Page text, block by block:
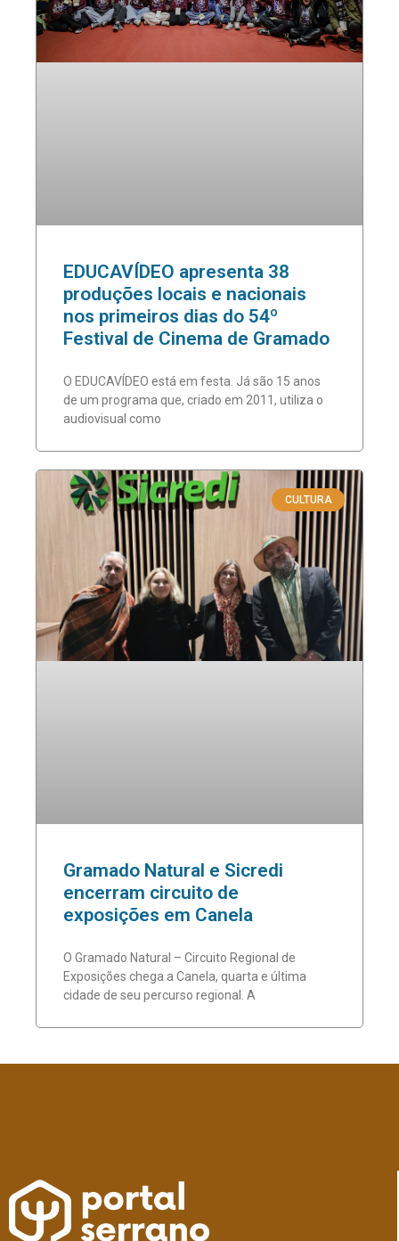
EDUCAVÍDEO apresenta 38
produções locais e nacionais
nos primeiros dias do 54º
Festival de Cinema de Gramado
O EDUCAVÍDEO está em festa. Já são 15 anos
de um programa que, criado em 2011, utiliza o
audiovisual como
CULTURA
Gramado Natural e Sicredi
encerram circuito de
exposições em Canela
O Gramado Natural – Circuito Regional de
Exposições chega a Canela, quarta e última
cidade de seu percurso regional. A